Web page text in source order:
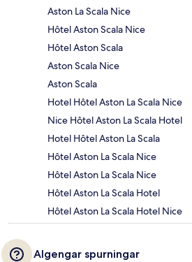
Aston La Scala Nice
Hôtel Aston Scala Nice
Hôtel Aston Scala
Aston Scala Nice
Aston Scala
Hotel Hôtel Aston La Scala Nice
Nice Hôtel Aston La Scala Hotel
Hotel Hôtel Aston La Scala
Hôtel Aston La Scala Nice
Hôtel Aston La Scala Nice
Hôtel Aston La Scala Hotel
Hôtel Aston La Scala Hotel Nice
Algengar spurningar